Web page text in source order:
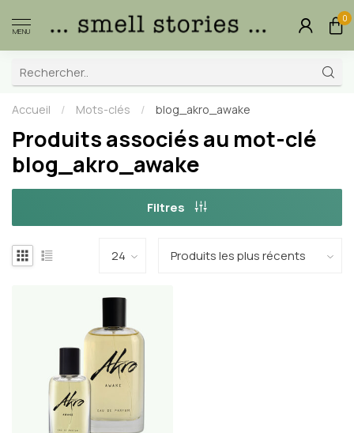
MENU
0
Accueil / Mots-clés / blog_akro_awake
Produits associés au mot-clé
blog_akro_awake
Filtres